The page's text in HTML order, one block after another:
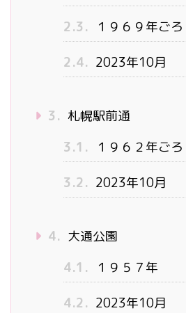
2.3. １９６９年ごろ
2.4. 2023年10月
3. 札幌駅前通
3.1.
１９６２年ごろ
3.2. 2023年10月
4. 大通公園
4.1.
１９５７年
4.2. 2023年10月